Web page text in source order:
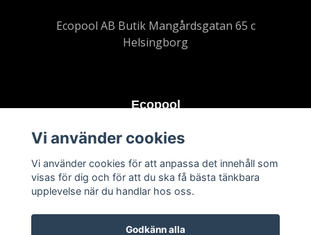
Ecopool AB Butik Mangårdsgatan 65 c
Helsingborg
Ecopool
Köpvillkor
Kontakt
Vi använder cookies
Vi använder cookies för att anpassa det innehåll som
visas för dig och för att du ska få bästa tänkbara
upplevelse när du handlar hos oss.
Godkänn alla